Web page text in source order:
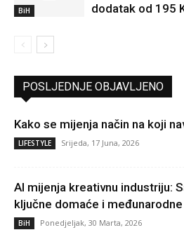
BiH
dodatak od 195
POSLJEDNJE OBJAVLJENO
Kako se mijenja način na koji
LIFESTYLE Srijeda, 17 Juna, 2026
AI mijenja kreativnu industriju:
ključne domaće i
BiH Ponedjeljak, 30 Marta, 2026